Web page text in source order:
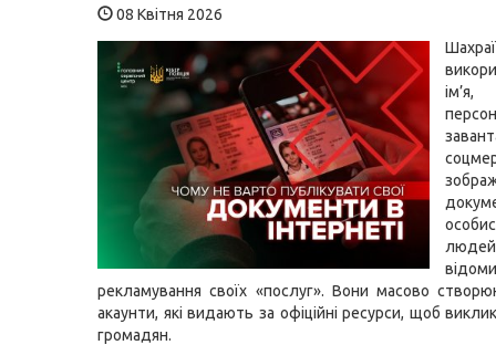
08 Квітня 2026
рекламування своїх «послуг». Вони масово
акаунти, які видають за офіційні ресурси, щоб
громадян.